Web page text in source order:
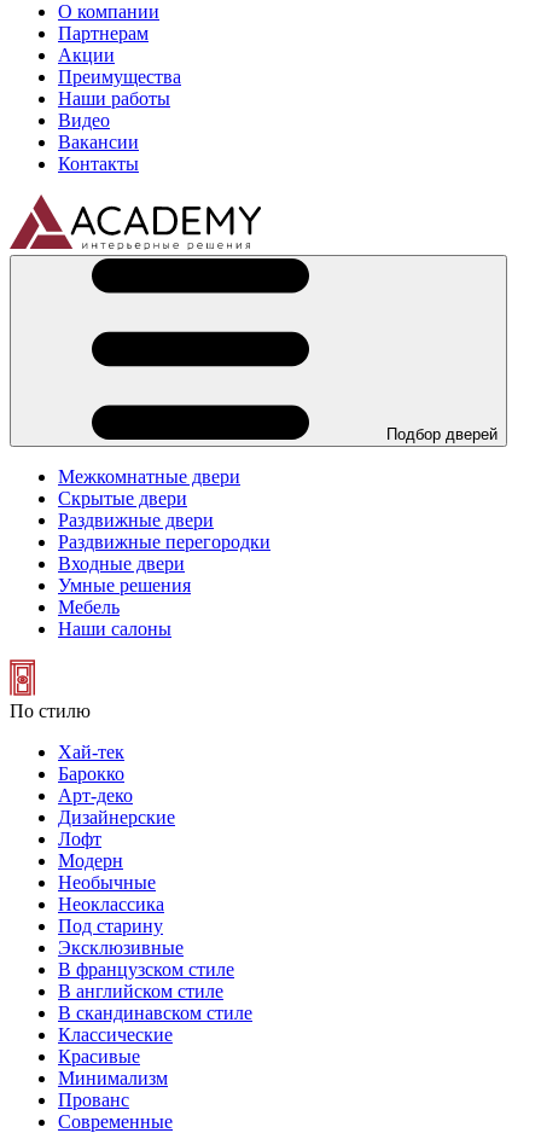
О компании
Партнерам
Акции
Преимущества
Наши работы
Видео
Вакансии
Контакты
Подбор дверей
Межкомнатные двери
Скрытые двери
Раздвижные двери
Раздвижные перегородки
Входные двери
Умные решения
Мебель
Наши салоны
По стилю
Хай-тек
Барокко
Арт-деко
Дизайнерские
Лофт
Модерн
Необычные
Неоклассика
Под старину
Эксклюзивные
В французском стиле
В английском стиле
В скандинавском стиле
Классические
Красивые
Минимализм
Прованс
Современные